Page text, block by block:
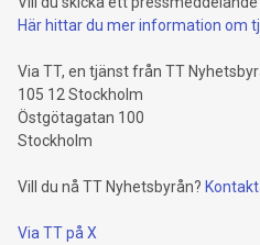
Här hittar du mer information om
Via TT, en tjänst från TT
105 12 Stockholm
Östgötagatan 100
Stockholm
Vill du nå TT Nyhetsbyrån?
Via TT på X